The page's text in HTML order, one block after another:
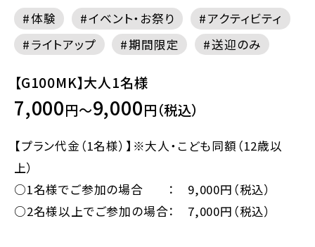
体験 イベント・お祭り
アクティビティ
ライトアップ
期間限定 送迎のみ
【G100MK】大人1名様
7,000円～9,000円（税込）
【プラン代金（1名様）】※大人・こども同額（12歳以
上）
○1名様でご参加の場合 ： 9,000円（税込）
○2名様以上でご参加の場合： 7,000円（税込）